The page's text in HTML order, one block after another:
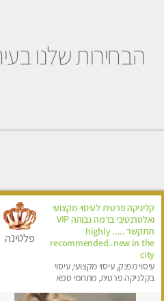
הבחירות שלנו
קליניקה פרטית לעיסוי מקצועי
ואלטרנטיבי ברמה גבוהה VIP
תתקשר ..... highly
recommended..new in the
city
עיסוי מפנק, עיסוי מקצועי, עיסוי
בקלניקה פרטית, מתחמי ספא
פלטינה